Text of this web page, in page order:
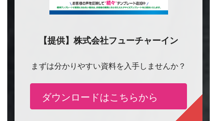
【提供】株式会社フューチャーイン
まずは分かりやすい資料を入手しませんか？
ダウンロードはこちらから